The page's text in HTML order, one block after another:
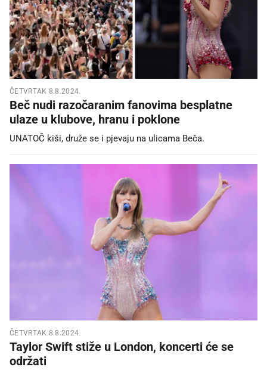
ČETVRTAK 8.8.2024.
Beč nudi razočaranim fanovima besplatne
ulaze u klubove, hranu i poklone
UNATOČ kiši, druže se i pjevaju na ulicama Beča.
ČETVRTAK 8.8.2024.
Taylor Swift stiže u London, koncerti će se
održati